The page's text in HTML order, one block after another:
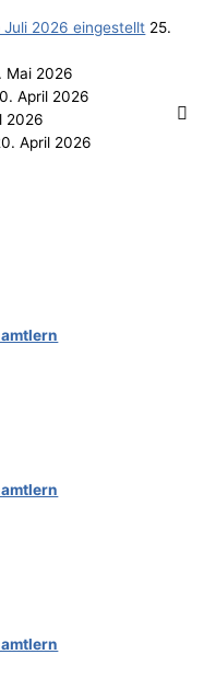
Juli 2026 eingestellt 25.
Mai 2026
April 2026
2026
April 2026